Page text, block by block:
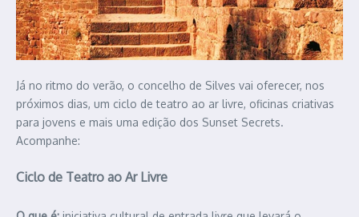
Já no ritmo do verão, o concelho de Silves vai oferecer, nos
próximos dias, um ciclo de teatro ao ar livre, oficinas criativas
para jovens e mais uma edição dos Sunset Secrets.
Acompanhe:
Ciclo de Teatro ao Ar Livre